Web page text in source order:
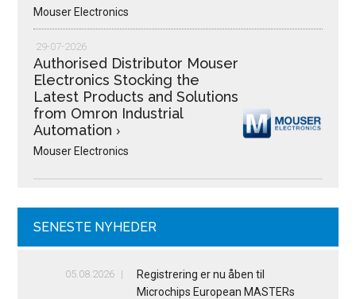
Mouser Electronics
29-07-2026
Authorised Distributor Mouser
Electronics Stocking the
Latest Products and Solutions
from Omron Industrial
Automation ›
Mouser Electronics
SENESTE NYHEDER
05.08.2026
Registrering er nu åben til
Microchips European MASTERs